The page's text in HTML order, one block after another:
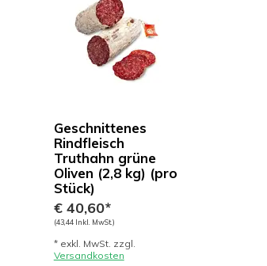
Geschnittenes
Rindfleisch
Truthahn grüne
Oliven (2,8 kg) (pro
Stück)
€ 40,60*
(43,44 Inkl. MwSt.)
* exkl. MwSt. zzgl.
Versandkosten